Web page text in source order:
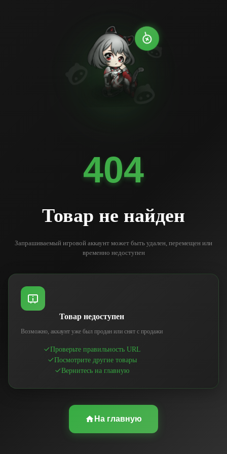
404
Товар не найден
Запрашиваемый игровой аккаунт может быть удален, перемещен или
временно недоступен
Товар недоступен
Возможно, аккаунт уже был продан или снят с продажи
Проверьте правильность URL
Посмотрите другие товары
Вернитесь на главную
На главную